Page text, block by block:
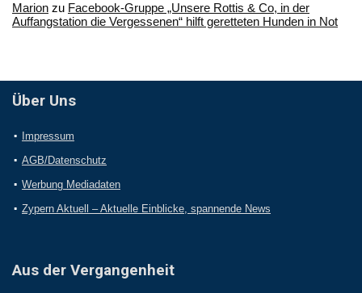
Marion zu Facebook-Gruppe „Unsere Rottis & Co, in der
Auffangstation die Vergessenen“ hilft geretteten Hunden in Not
Über Uns
Impressum
AGB/Datenschutz
Werbung Mediadaten
Zypern Aktuell – Aktuelle Einblicke, spannende News
Aus der Vergangenheit